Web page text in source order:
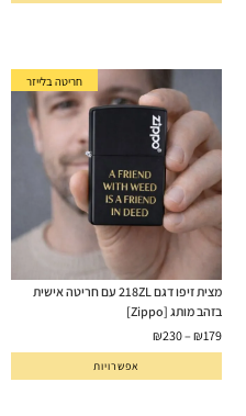
חריטה בלייזר
מצית זיפו דגם 218ZL עם חריטה אישית
בזהב מותג [Zippo]
₪179
–
₪230
אפשרויות